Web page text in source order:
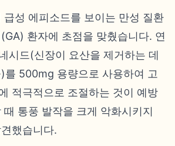
급성 에피소드를 보이는 만성 질환
환자에 초점을 맞췄습니다. 연
시드(신장이 요산을 제거하는 데
를 500mg 용량으로 사용하여 고
적극적으로 조절하는 것이 예방
통풍 발작을 크게 악화시키지
했습니다.